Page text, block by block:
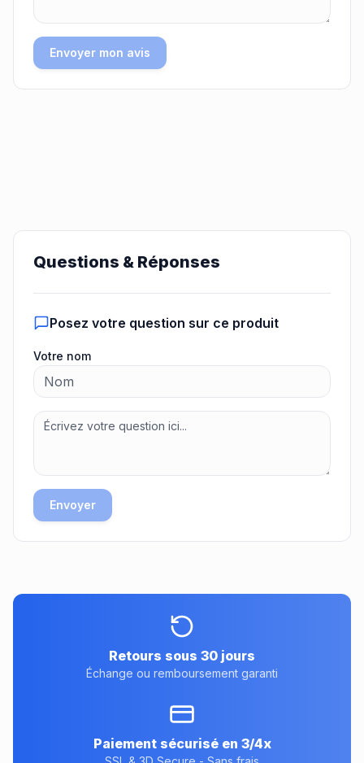
Envoyer mon avis
Questions & Réponses
Posez votre question sur ce produit
Votre nom
Envoyer
Retours sous 30 jours
Échange ou remboursement garanti
Paiement sécurisé en 3/4x